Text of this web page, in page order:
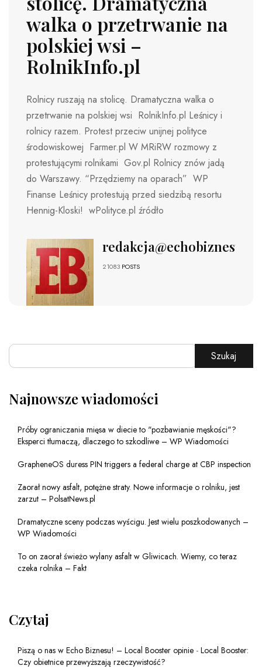
walka o przetrwanie na
polskiej wsi –
RolnikInfo.pl
Rolnicy ruszają na stolicę. Dramatyczna walka o
przetrwanie na polskiej wsi RolnikInfo.pl Leśnicy i
rolnicy razem. Protest przeciw unijnej polityce
środowiskowej Farmer.pl W MRiRW rozmowy z
protestującymi rolnikami Gov.pl Rolnicy znów jadą
do Warszawy. “Przędziemy na oparach” WP
Finanse Leśnicy protestują przed siedzibą resortu
Hennig-Kloski! wPolityce.pl źródło
redakcja@echobiznesu.pl
21083 POSTS
Szukaj
Najnowsze wiadomości
Próby ograniczania mięsa w diecie to "pozbawianie męskości"?
Eksperci tłumaczą, dlaczego to szkodliwe – WP Wiadomości
GrapheneOS duress PIN triggers a federal charge at CBP inspection
Zaorał nowy asfalt, potężne straty. Nowe informacje o rolniku, jest
zarzut – PolsatNews.pl
Dramatyczne sceny podczas wyścigu. Jest wielu poszkodowanych –
WP Wiadomości
To on zaorał świeżo wylany asfalt w Gliwicach. Wiemy, co teraz
czeka rolnika – Fakt
Czytaj
Piszą o nas w Echo Biznesu! – Local Booster opinie - Local Booster:
Czy obietnice przewyższają rzeczywistość?